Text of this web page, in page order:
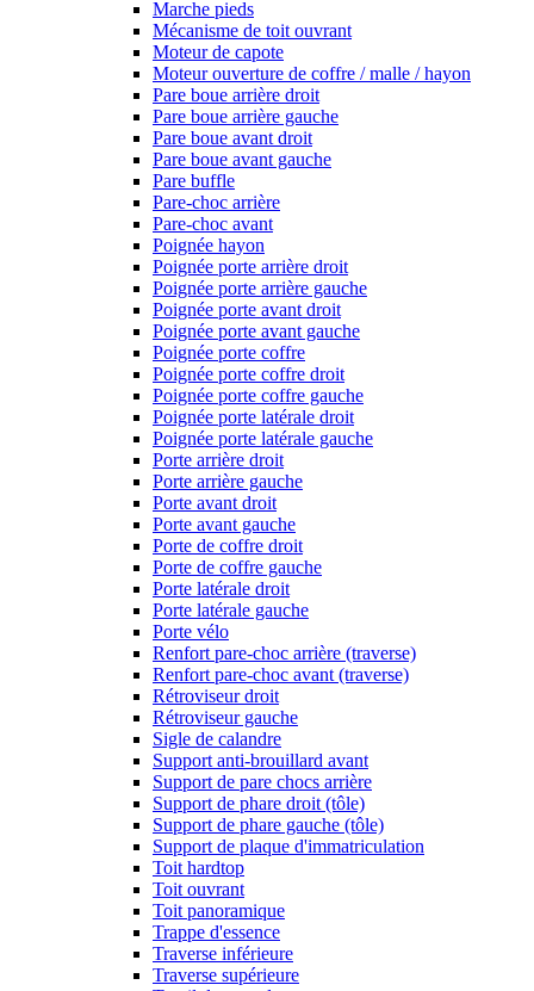
Marche pieds
Mécanisme de toit ouvrant
Moteur de capote
Moteur ouverture de coffre / malle / hayon
Pare boue arrière droit
Pare boue arrière gauche
Pare boue avant droit
Pare boue avant gauche
Pare buffle
Pare-choc arrière
Pare-choc avant
Poignée hayon
Poignée porte arrière droit
Poignée porte arrière gauche
Poignée porte avant droit
Poignée porte avant gauche
Poignée porte coffre
Poignée porte coffre droit
Poignée porte coffre gauche
Poignée porte latérale droit
Poignée porte latérale gauche
Porte arrière droit
Porte arrière gauche
Porte avant droit
Porte avant gauche
Porte de coffre droit
Porte de coffre gauche
Porte latérale droit
Porte latérale gauche
Porte vélo
Renfort pare-choc arrière (traverse)
Renfort pare-choc avant (traverse)
Rétroviseur droit
Rétroviseur gauche
Sigle de calandre
Support anti-brouillard avant
Support de pare chocs arrière
Support de phare droit (tôle)
Support de phare gauche (tôle)
Support de plaque d'immatriculation
Toit hardtop
Toit ouvrant
Toit panoramique
Trappe d'essence
Traverse inférieure
Traverse supérieure